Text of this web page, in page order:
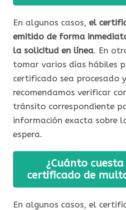
En algunos casos, el
emitido de forma
la solicitud en línea. En
tomar varios días hábiles
certificado sea procesado
recomendamos verificar
tránsito correspondiente
información exacta sobre
espera.
¿Cuánto
certificado de
En algunos casos, el